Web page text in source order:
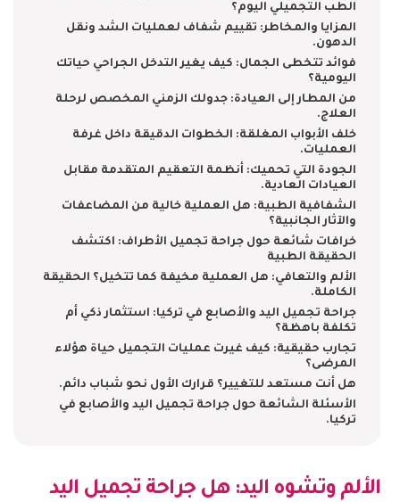
الطب التجميلي اليوم؟
المزايا والمخاطر: تقييم شفاف لعمليات الشد ونقل
الدهون.
فوائد تتخطى الجمال: كيف يغير التدخل الجراحي حياتك
اليومية؟
من المطار إلى العيادة: جدولك الزمني المخصص لرحلة
العلاج.
خلف الأبواب المغلقة: الخطوات الدقيقة داخل غرفة
العمليات.
الجودة التي تحميك: أنظمة التعقيم المتقدمة مقابل
العيادات العادية.
الشفافية الطبية: هل العملية خالية من المضاعفات
والآثار الجانبية؟
خرافات شائعة حول جراحة تجميل الأطراف: اكتشف
الحقيقة الطبية
الألم والتعافي: هل العملية مخيفة كما تتخيل؟ الحقيقة
الكاملة.
جراحة تجميل اليد والأصابع في تركيا: استثمار ذكي أم
تكلفة باهظة؟
تجارب حقيقية: كيف غيرت عمليات التجميل حياة هؤلاء
المرضى؟
هل أنت مستعد للتغيير؟ قرارك الأول نحو شباب دائم.
الأسئلة الشائعة حول جراحة تجميل اليد والأصابع في
تركيا.
الألم وتشوه اليد: هلجراحة تجميل اليد